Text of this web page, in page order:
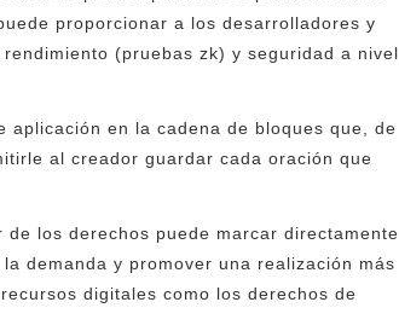
proporcionar a los desarrolladores y
(pruebas zk) y seguridad a nivel
en la cadena de bloques que, de
al creador guardar cada oración que
los derechos puede marcar directamente
demanda y promover una realización más
digitales como los derechos de